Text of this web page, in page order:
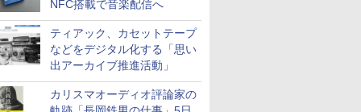
NFC搭載で音楽配信へ
ティアック、カセットテープ
などをデジタル化する「思い
出アーカイブ推進活動」
カリスマオーディオ評論家の